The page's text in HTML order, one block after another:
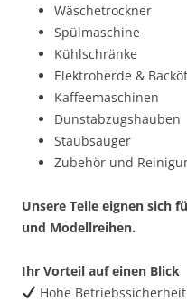
Wäschetrockner
Spülmaschine
Kühlschränke
Elektroherde &
Kaffeemaschinen
Dunstabzugshauben
Staubsauger
Zubehör und
Unsere Teile eignen sich
und Modellreihen.
Ihr Vorteil auf einen Blick
Hohe Betriebssicherheit